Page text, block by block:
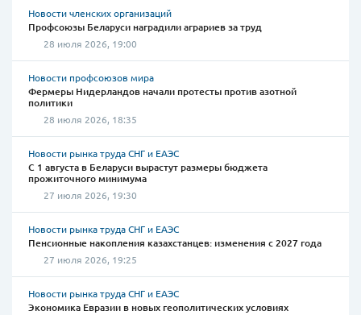
Новости членских организаций
Профсоюзы Беларуси наградили аграриев за труд
28 июля 2026, 19:00
Новости профсоюзов мира
Фермеры Нидерландов начали протесты против азотной
политики
28 июля 2026, 18:35
Новости рынка труда СНГ и ЕАЭС
С 1 августа в Беларуси вырастут размеры бюджета
прожиточного минимума
27 июля 2026, 19:30
Новости рынка труда СНГ и ЕАЭС
Пенсионные накопления казахстанцев: изменения с 2027 года
27 июля 2026, 19:25
Новости рынка труда СНГ и ЕАЭС
Экономика Евразии в новых геополитических условиях